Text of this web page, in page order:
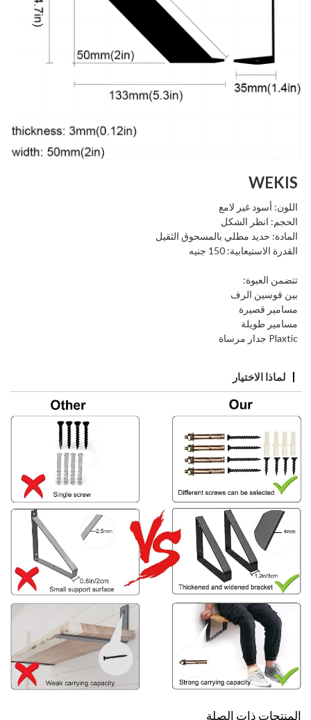
WEKIS
اللون: أسود غير لامع
الحجم: انظر الشكل
المادة: حديد مطلي بالمسحوق الثقيل
القدرة الاستيعابية: 150 جنيه
تتضمن العبوة:
بين قوسين الرف
مسامير قصيرة
مسامير طويلة
Plaxtic جدار مرساة
لماذا الاختيار
المنتجات ذات الصلة